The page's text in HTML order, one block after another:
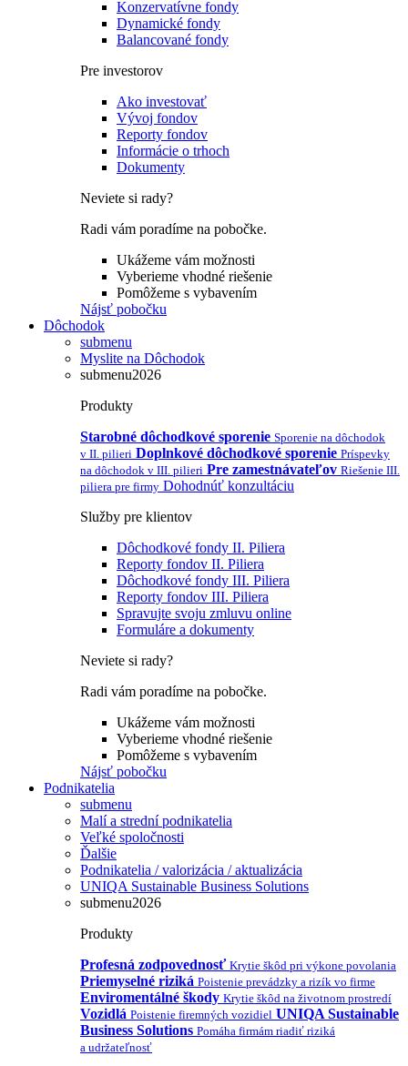
Konzervatívne fondy
Dynamické fondy
Balancované fondy
Pre investorov
Ako investovať
Vývoj fondov
Reporty fondov
Informácie o trhoch
Dokumenty
Neviete si rady?
Radi vám poradíme na pobočke.
Ukážeme vám možnosti
Vyberieme vhodné riešenie
Pomôžeme s vybavením
Nájsť pobočku
Dôchodok
submenu
Myslite na Dôchodok
submenu2026
Produkty
Starobné dôchodkové sporenie Sporenie na dôchodok
v II. pilieri Doplnkové dôchodkové sporenie Príspevky
na dôchodok v III. pilieri Pre zamestnávateľov Riešenie III.
piliera pre firmy Dohodnúť konzultáciu
Služby pre klientov
Dôchodkové fondy II. Piliera
Reporty fondov II. Piliera
Dôchodkové fondy III. Piliera
Reporty fondov III. Piliera
Spravujte svoju zmluvu online
Formuláre a dokumenty
Neviete si rady?
Radi vám poradíme na pobočke.
Ukážeme vám možnosti
Vyberieme vhodné riešenie
Pomôžeme s vybavením
Nájsť pobočku
Podnikatelia
submenu
Malí a strední podnikatelia
Veľké spoločnosti
Ďalšie
Podnikatelia / valorizácia / aktualizácia
UNIQA Sustainable Business Solutions
submenu2026
Produkty
Profesná zodpovednosť Krytie škôd pri výkone povolania
Priemyselné riziká Poistenie prevádzky a rizík vo firme
Enviromentálné škody Krytie škôd na životnom prostredí
Vozidlá Poistenie firemných vozidiel UNIQA Sustainable
Business Solutions Pomáha firmám riadiť riziká
a udržateľnosť